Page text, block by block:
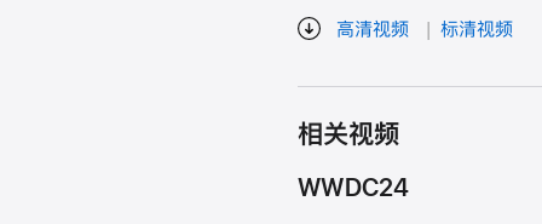
高清视频 标清视频
相关视频
WWDC24